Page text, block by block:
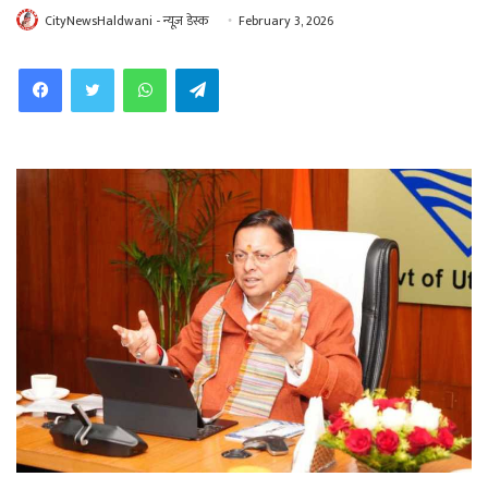
CityNewsHaldwani - न्यूज़ डेस्क February 3, 2026
WhatsAppTelegram